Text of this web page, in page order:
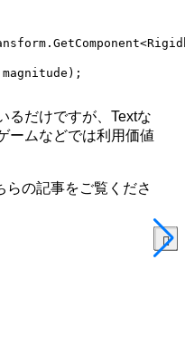
るだけですが、Textな
ームなどでは利用価値
らの記事をご覧くださ